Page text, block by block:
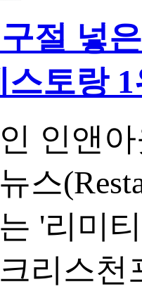
절 넣
스토랑
인앤
스
'리미
리스